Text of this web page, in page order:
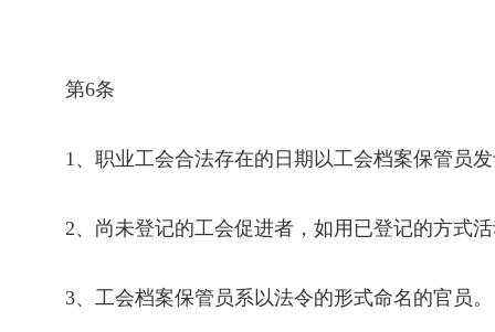
第6条
1、职业工会合法存在的日期以工会档案保管员
2、尚未登记的工会促进者，如用已登记的方式
3、工会档案保管员系以法令的形式命名的官员。